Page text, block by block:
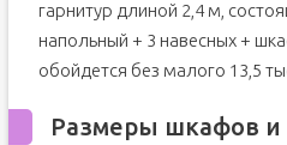
гарнитур длиной 2,4 м,
напольный + 3 навесных +
обойдется без малого 13,5
Размеры шкафов